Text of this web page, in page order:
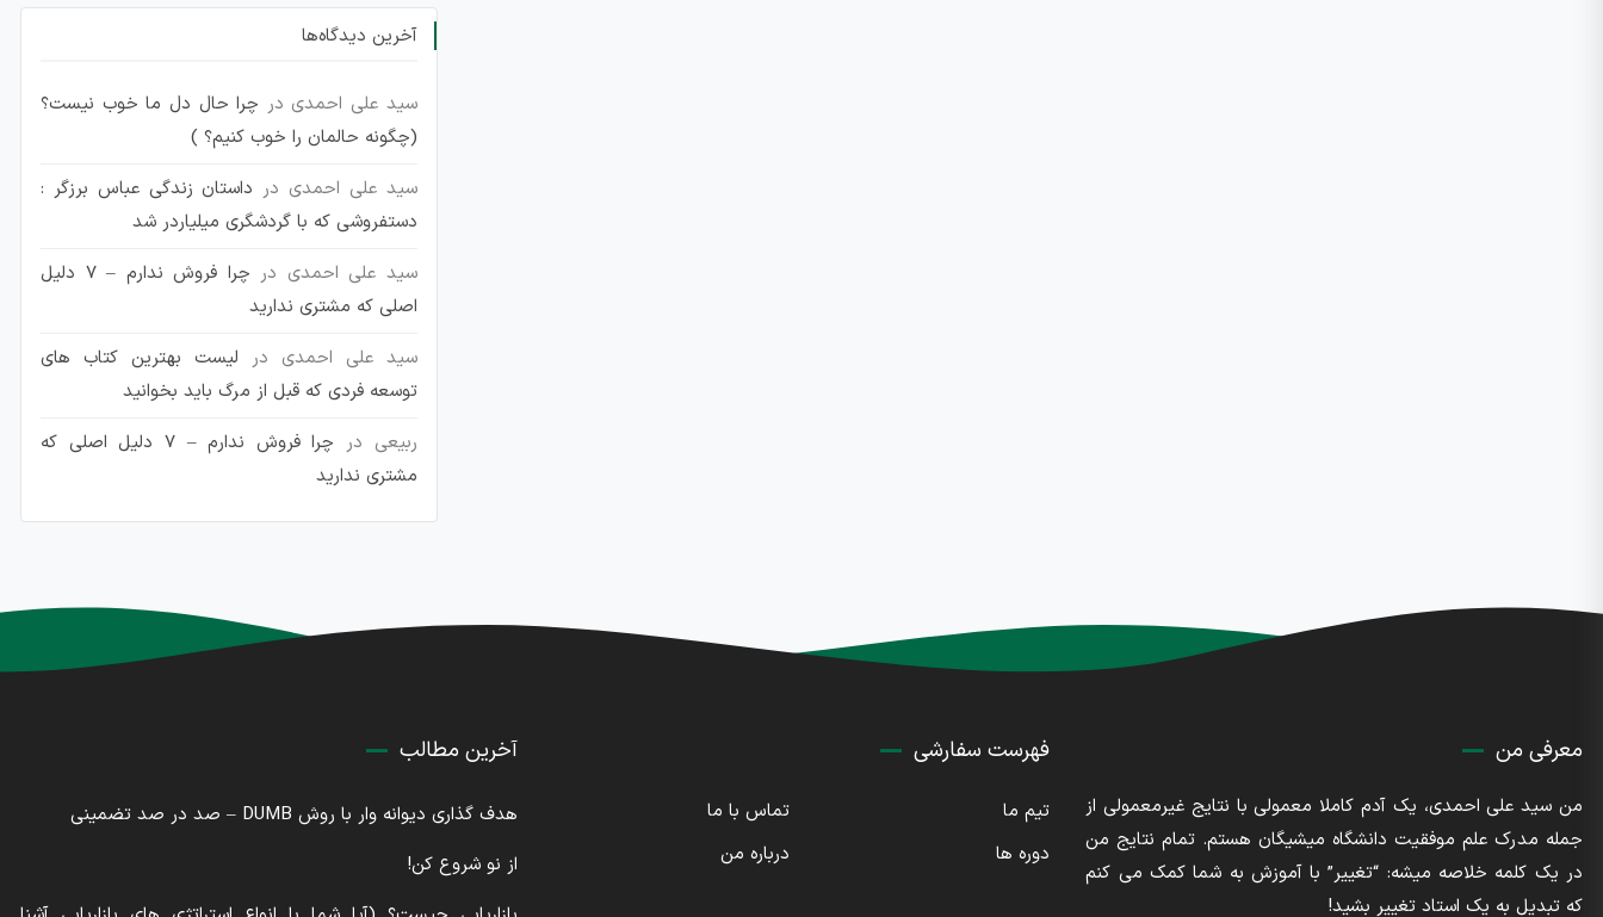
آخرین دیدگاه‌ها
سید علی احمدی در چرا حال دل ما خوب نیست؟
(چگونه حالمان را خوب کنیم؟ )
سید علی احمدی در داستان زندگی عباس برزگر :
دستفروشی که با گردشگری میلیاردر شد
سید علی احمدی در
چرا فروش ندارم – 7 دلیل
اصلی که مشتری ندارید
سید علی احمدی در لیست بهترین کتاب های
توسعه فردی که قبل از مرگ باید بخوانید
ربیعی در
چرا فروش ندارم – 7 دلیل اصلی که
مشتری ندارید
معرفی من
من سید علی احمدی، یک آدم کاملا معمولی با نتایج غیرمعمولی از
جمله مدرک علم موفقیت دانشگاه میشیگان هستم. تمام نتایج من
در یک کلمه خلاصه میشه: “تغییر” با آموزش به شما کمک می کنم
که تبدیل به یک استاد تغییر بشید!
فهرست سفارشی
تیم ما
تماس با ما
دوره ها
درباره من
آخرین مطالب
هدف گذاری دیوانه وار با روش DUMB – صد در صد تضمینی
از نو شروع کن!